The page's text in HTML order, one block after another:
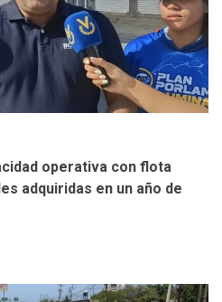
operativa con flota
adquiridas en un año de